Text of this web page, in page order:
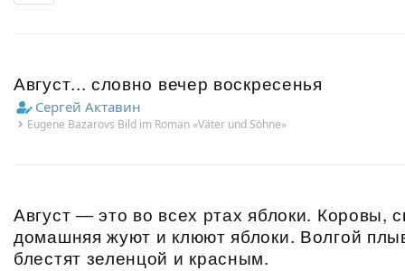
Август... словно вечер воскресенья
Сергей Актавин
Eugene Bazarovs Bild im Roman «Väter und Söhne»
Август ― это во всех ртах яблоки. Коровы,
домашняя жуют и клюют яблоки. Волгой
блестят зеленцой и красным.